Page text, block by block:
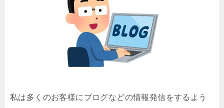
私は多くのお客様にブログなどの情報発信をするよう